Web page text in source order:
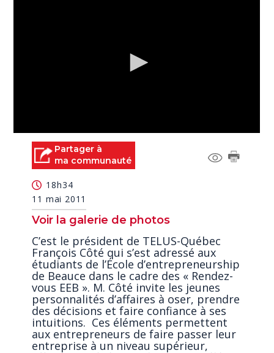
seconds
seconds
Partager à
ma communauté
18h34
11 mai 2011
Voir la galerie de photos
C’est le président de TELUS-Québec
François Côté qui s’est adressé aux
étudiants de l’École d’entrepreneurship
de Beauce dans le cadre des « Rendez-
vous EEB ». M. Côté invite les jeunes
personnalités d’affaires à oser, prendre
des décisions et faire confiance à ses
intuitions. Ces éléments permettent
aux entrepreneurs de faire passer leur
entreprise à un niveau supérieur,